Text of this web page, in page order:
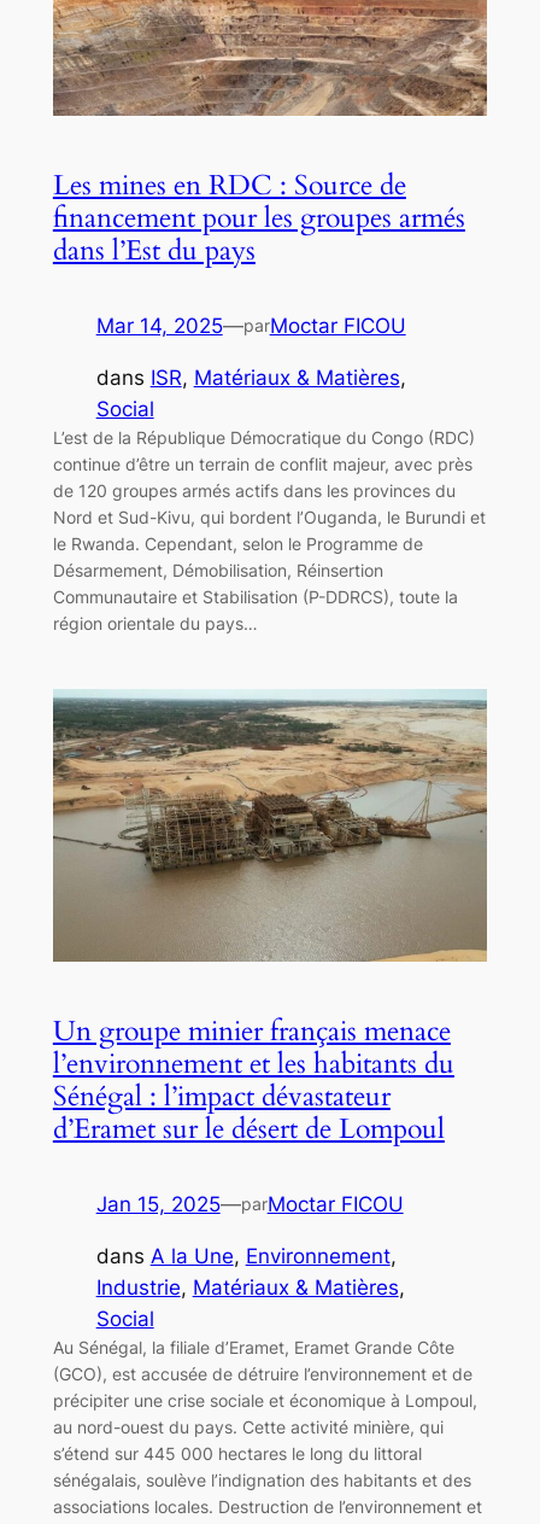
Les mines en RDC : Source de
financement pour les groupes armés
dans l’Est du pays
Mar 14, 2025—parMoctar FICOU
dans ISR, Matériaux & Matières
Social
L’est de la République Démocratique du Congo (RDC)
continue d’être un terrain de conflit majeur, avec près
de 120 groupes armés actifs dans les provinces du
Nord et Sud-Kivu, qui bordent l’Ouganda, le Burundi et
le Rwanda. Cependant, selon le Programme de
Désarmement, Démobilisation, Réinsertion
Communautaire et Stabilisation (P-DDRCS), toute la
région orientale du pays…
Un groupe minier français menace
l’environnement et les habitants du
Sénégal : l’impact dévastateur
d’Eramet sur le désert de Lompoul
Jan 15, 2025—parMoctar FICOU
dans A la Une, Environnement
Industrie, Matériaux & Matières
Social
Au Sénégal, la filiale d’Eramet, Eramet Grande Côte
(GCO), est accusée de détruire l’environnement et de
précipiter une crise sociale et économique à Lompoul,
au nord-ouest du pays. Cette activité minière, qui
s’étend sur 445 000 hectares le long du littoral
sénégalais, soulève l’indignation des habitants et des
associations locales. Destruction de l’environnement et